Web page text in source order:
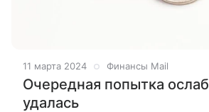
11 марта 2024 Финансы Mail
Очередная попытка
удалась